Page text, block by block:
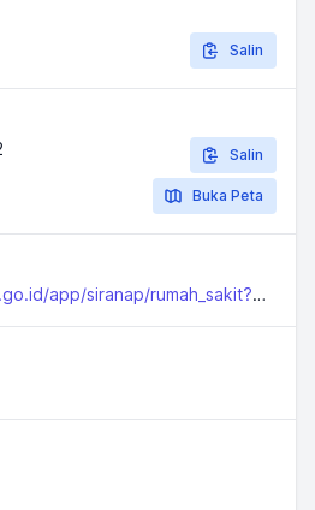
Salin
Salin
Buka Peta
https://yankes.kemkes.go.id/app/siranap/rumah_sakit?jenis=1&propinsi=51prop&kabkota=